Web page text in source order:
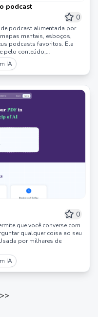
podcast
0
de podcast alimentada por
mentais, esboços,
podcasts favoritos. Ela
pelo conteúdo,
IA
0
que você converse com
qualquer coisa ao seu
por milhares de
IA
>>